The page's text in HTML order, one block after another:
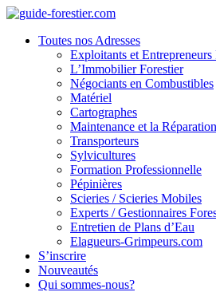
Toutes nos Adresses
Exploitants et Entrepreneurs
L’Immobilier Forestier
Négociants en Combustibles
Matériel
Cartographes
Maintenance et la
Transporteurs
Sylvicultures
Formation Professionnelle
Pépinières
Scieries / Scieries Mobiles
Experts / Gestionnaires
Entretien de Plans d’Eau
Elagueurs-Grimpeurs.com
S’inscrire
Nouveautés
Qui sommes-nous?